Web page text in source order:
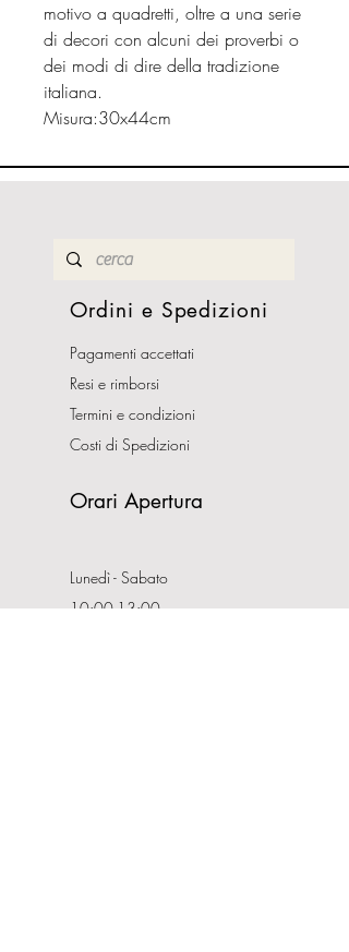
motivo a quadretti, oltre a una serie
di decori con alcuni dei proverbi o
dei modi di dire della tradizione
italiana.
Misura:30x44cm
Ordini e Spedizioni
Pagamenti accettati
Resi e rimborsi
Termini e condizioni
Costi di Spedizioni
Orari Apertura
Lunedì - Sabato
10:00-13:00